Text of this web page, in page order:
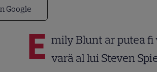
Google
E mily Blunt ar putea
vară al lui Steven